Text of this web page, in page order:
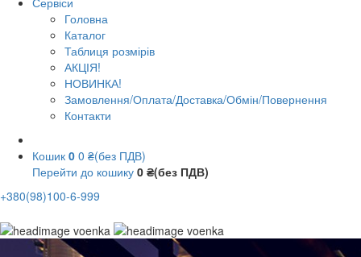
Головна
Каталог
Таблиця розмірів
АКЦІЯ!
НОВИНКА!
Замовлення/Оплата/Доставка/Обмін/Повернення
Контакти
Кошик 0 0 ₴(без ПДВ)
Перейти до кошику 0 ₴(без ПДВ)
+380(98)100-6-999